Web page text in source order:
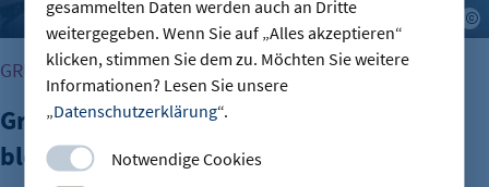
gesammelten Daten werden auch an Dritte
weitergegeben. Wenn Sie auf „Alles akzeptieren“
klicken, stimmen Sie dem zu. Möchten Sie weitere
Informationen? Lesen Sie unsere
„Datenschutzerklärung“.
Notwendige Cookies
GRÜNDUNG
Gründungszahlen steigen, Bürokratie
bleibt größte Hürde